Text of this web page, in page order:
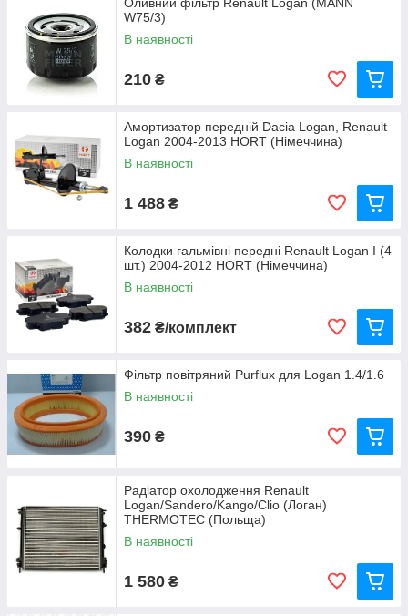
W75/3)
В наявності
210 ₴
Амортизатор передній Dacia Logan, Renault
Logan 2004-2013 HORT (Німеччина)
В наявності
1 488 ₴
Колодки гальмівні передні Renault Logan I (4
шт.) 2004-2012 HORT (Німеччина)
В наявності
382 ₴/комплект
Фільтр повітряний Purflux для Logan 1.4/1.6
В наявності
390 ₴
Радіатор охолодження Renault
Logan/Sandero/Kango/Clio (Логан)
THERMOTEC (Польща)
В наявності
1 580 ₴